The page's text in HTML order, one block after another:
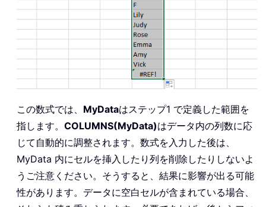
この数式では、 MyDataはステップ1 で定義した範囲を
指します。 COLUMNS(MyData)はデータ内の列数に応
じて自動的に調整されます。数式を入力した後は、
MyData 内にセルを挿入したり列を削除したりしないよ
うご注意ください。そうすると、結果に影響が出る可能
性があります。データに空白セルが含まれている場合、